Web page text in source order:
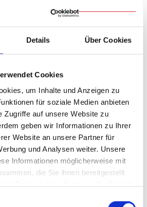
Details Über Cookies
Cookies
um Inhalte und Anzeigen zu
für soziale Medien anbieten
Zugriffe auf unsere Website zu
geben wir Informationen zu Ihrer
Website an unsere Partner für
und Analysen weiter. Unsere
Informationen möglicherweise mit
die Sie ihnen bereitgestellt
im Rahmen Ihrer Nutzung der Dienste
im Aufarbeitungsgremium,
zu Beginn der Verhandlungen klare
ging es unter anderem um
Studie und monetäre
im Aufarbeitungsgremium, sagte:
haben wir innerhalb eines
eine Lösung gefunden, die von allen
getragen wird. Ein besonderes
Betroffenen, dass Bischof Dr. Rudolf
Sitzungen teilgenommen hat und zu
Gesamtlösung interessiert war.
umzusetzen.“
wurde, die Missbrauchsfälle bei den